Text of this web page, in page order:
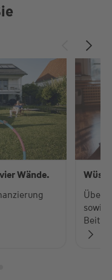
Wände.
Über
sowie